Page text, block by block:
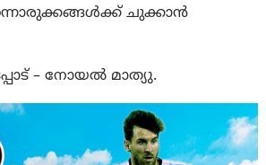
ചുക്കാൻ
– നോയൽ മാത്യു.